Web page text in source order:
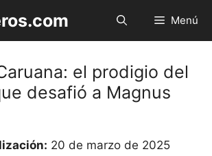
Menú
el prodigio del
desafió a Magnus
20 de marzo de 2025